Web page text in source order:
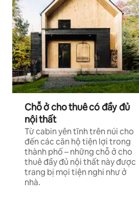
Chỗ ở cho thuê có đầy đủ
nội thất
Từ cabin yên tĩnh trên núi cho
đến các căn hộ tiện lợi trong
thành phố – những chỗ ở cho
thuê đầy đủ nội thất này được
trang bị mọi tiện nghi như ở
nhà.